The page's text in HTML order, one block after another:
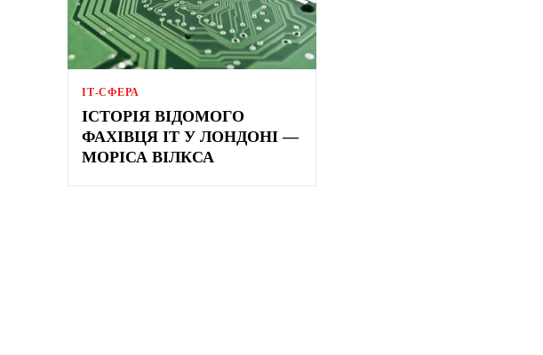
ІТ-СФЕРА
ІСТОРІЯ ВІДОМОГО
ФАХІВЦЯ IT У ЛОНДОНІ —
МОРІСА ВІЛКСА